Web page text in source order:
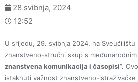
28 svibnja, 2024
12:52
U srijedu, 29. svibnja 2024. na
znanstveno-stručni skup s međunarodnim
znanstvena komunikacija i časopisi”.
istaknuti važnost znanstveno-